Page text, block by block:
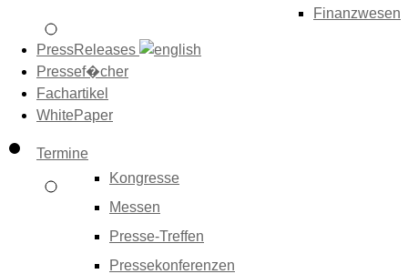
Finanzwesen
PressReleases
Pressef�cher
Fachartikel
WhitePaper
Termine
Kongresse
Messen
Presse-Treffen
Pressekonferenzen